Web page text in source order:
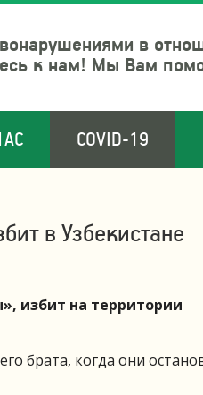
в
к нам! Мы Вам
COVID-19
в Узбекистане
избит на территории
брата, когда они